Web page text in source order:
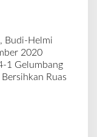
Budi-Helmi
2020
1 Gelumbang
Ruas